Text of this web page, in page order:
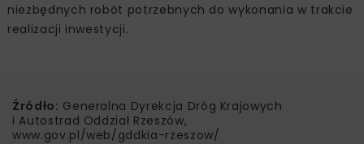
niezbędnych robót potrzebnych do wykonania w trakcie
realizacji inwestycji.
Źródło: Generalna Dyrekcja Dróg Krajowych
i Autostrad Oddział Rzeszów,
www.gov.pl/web/gddkia-rzeszow/